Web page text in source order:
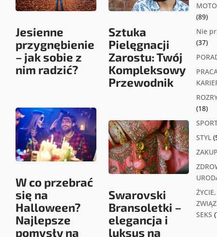
Jesienne
przygnębienie
– jak sobie z
nim radzić?
W co przebrać
się na
Halloween?
Najlepsze
pomysły na
Sztuka
Pielęgnacji
Zarostu: Twój
Kompleksowy
Przewodnik
Swarovski
Bransoletki –
elegancja i
luksus na
(89)
Nie
(37)
(18)
STYL
ŻYCIE,
SEKS